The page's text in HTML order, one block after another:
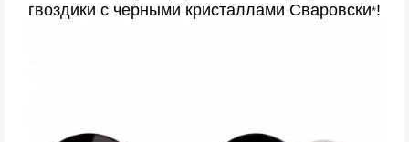
гвоздики с черными кристаллами Сваровски*!